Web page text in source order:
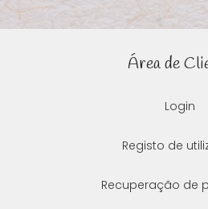
Área de
Login
Registo de
Recuperação de